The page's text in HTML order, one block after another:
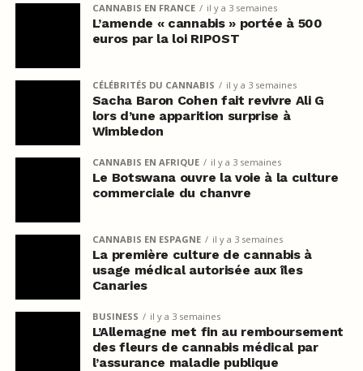
CANNABIS EN FRANCE il y a 3 semaines
L’amende « cannabis » portée à 500
euros par la loi RIPOST
CÉLÉBRITÉS DU CANNABIS il y a 3 semaines
Sacha Baron Cohen fait revivre Ali G
lors d’une apparition surprise à
Wimbledon
CANNABIS EN AFRIQUE il y a 3 semaines
Le Botswana ouvre la voie à la culture
commerciale du chanvre
CANNABIS EN ESPAGNE il y a 3 semaines
La première culture de cannabis à
usage médical autorisée aux îles
Canaries
BUSINESS il y a 3 semaines
L’Allemagne met fin au remboursement
des fleurs de cannabis médical par
l’assurance maladie publique